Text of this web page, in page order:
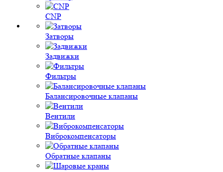
CNP
Затворы
Задвижки
Фильтры
Балансировочные клапаны
Вентили
Виброкомпенсаторы
Обратные клапаны